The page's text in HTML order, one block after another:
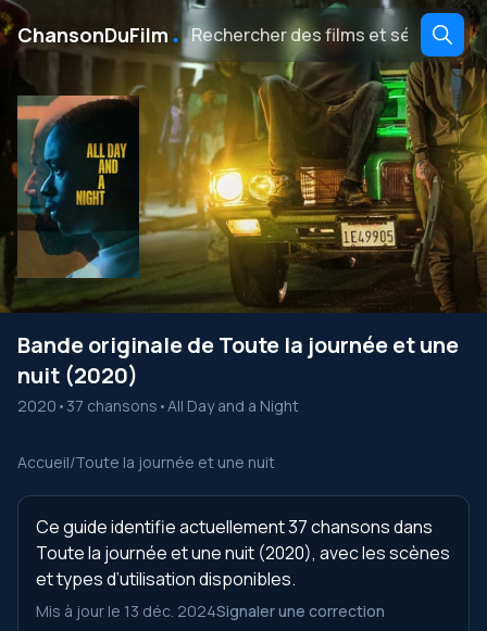
ChansonDuFilm ․
Bande originale de Toute la journée et une
nuit (2020)
2020 • 37 chansons •All Day and a Night
Accueil/Toute la journée et une nuit
Ce guide identifie actuellement 37 chansons dans
Toute la journée et une nuit (2020), avec les scènes
et types d’utilisation disponibles.
Mis à jour le 13 déc. 2024Signaler une correction